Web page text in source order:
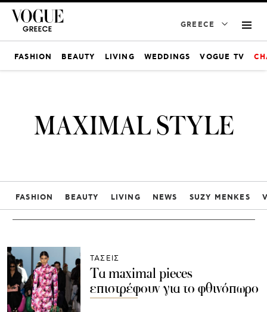
GREECE
FASHION BEAUTY LIVING WEDDINGS VOGUE TV
MAXIMAL STYLE
FASHION BEAUTY LIVING NEWS SUZY MENKES
ΤΑΣΕΙΣ
Τα maximal pieces
επιστρέφουν για το φθινόπωρο